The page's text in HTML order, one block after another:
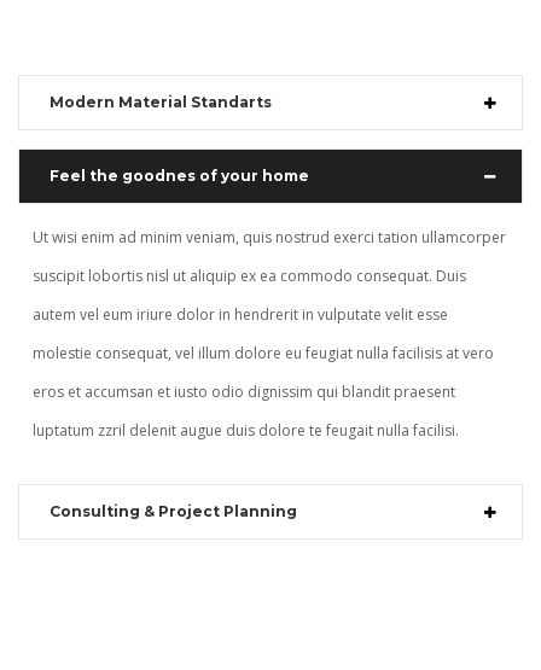
Modern Material Standarts
Feel the goodnes of your home
Ut wisi enim ad minim veniam, quis nostrud exerci tation ullamcorper
suscipit lobortis nisl ut aliquip ex ea commodo consequat. Duis
autem vel eum iriure dolor in hendrerit in vulputate velit esse
molestie consequat, vel illum dolore eu feugiat nulla facilisis at vero
eros et accumsan et iusto odio dignissim qui blandit praesent
luptatum zzril delenit augue duis dolore te feugait nulla facilisi.
Consulting & Project Planning